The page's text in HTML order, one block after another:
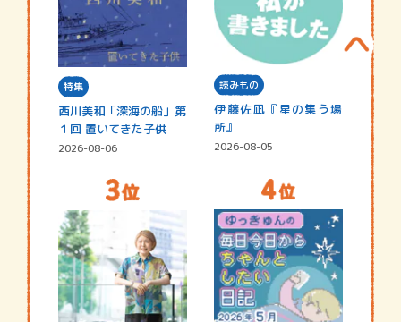
特集
西川美和「深海の船」第
１回 置いてきた子供
2026-08-06
読みもの
伊藤佐凪『星の集う場
所』
2026-08-05